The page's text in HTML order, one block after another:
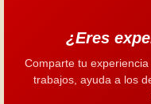
¿Eres
Comparte tu
trabajos, ayuda a los